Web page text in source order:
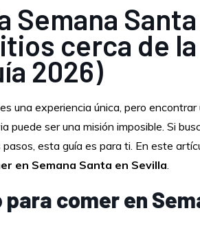
Semana
cerca de la
2026)
una experiencia única, pero encontrar
puede ser una misión imposible. Si
esta guía es para ti. En este
en Semana Santa en Sevilla
comer en